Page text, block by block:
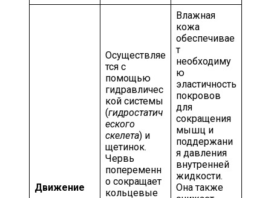
Движение
Осуществляе
тся с
помощью
гидравличес
кой системы
(гидростатич
еского
скелета) и
щетинок.
Червь
попеременн
о сокращает
кольцевые
Влажная
кожа
обеспечивае
т
необходиму
ю
эластичность
покровов
для
сокращения
мышц и
поддержани
я давления
внутренней
жидкости.
Она также